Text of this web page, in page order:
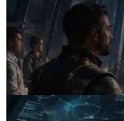
ERPC ra
Mở ra thời
cầu cho API
Đọc bài viết này